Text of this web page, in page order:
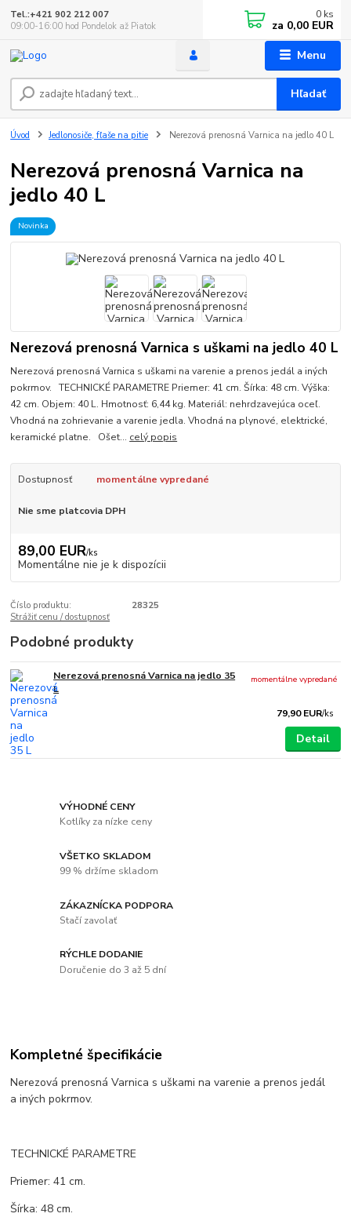
Menu
Hľadať
Tel.:+421 902 212 007
09:00-16:00 hod Pondelok až Piatok
0 ks
za 0,00 EUR
Úvod Jedlonosiče, fľaše na pitie Nerezová prenosná Varnica na jedlo 40 L
Nerezová prenosná Varnica na
jedlo 40 L
Novinka
Nerezová prenosná Varnica s uškami na jedlo 40 L
Nerezová prenosná Varnica s uškami na varenie a prenos jedál a iných
pokrmov. TECHNICKÉ PARAMETRE Priemer: 41 cm. Šírka: 48 cm. Výška:
42 cm. Objem: 40 L. Hmotnosť: 6,44 kg. Materiál: nehrdzavejúca oceľ.
Vhodná na zohrievanie a varenie jedla. Vhodná na plynové, elektrické,
keramické platne. Ošet... celý popis
Dostupnosť momentálne vypredané
Nie sme platcovia DPH
89,00 EUR/ks
Momentálne nie je k dispozícii
Číslo produktu:
28325
Strážiť cenu / dostupnosť
Podobné produkty
Nerezová prenosná Varnica na jedlo 35
L
79,90 EUR/ks
momentálne vypredané
Detail
VÝHODNÉ CENY
Kotlíky za nízke ceny
VŠETKO SKLADOM
99 % držíme skladom
ZÁKAZNÍCKA PODPORA
Stačí zavolať
RÝCHLE DODANIE
Doručenie do 3 až 5 dní
Kompletné špecifikácie
Nerezová prenosná Varnica s uškami na varenie a prenos jedál
a iných pokrmov.
TECHNICKÉ PARAMETRE
Priemer: 41 cm.
Šírka: 48 cm.